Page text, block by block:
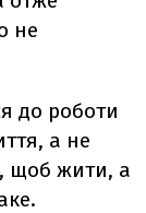
не
до роботи
а не
щоб жити, а